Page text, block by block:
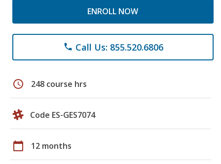
ENROLL NOW
phone Call Us: 855.520.6806
schedule 248 course hrs
Code ES-GES7074
calendar_today 12 months